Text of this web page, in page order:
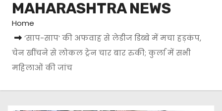
MAHARASHTRA NEWS
Home
‘साप-साप’ की अफवाह से लेडीज डिब्बे में मचा हड़कंप,
चेन खींचने से लोकल ट्रेन चार बार रुकी; कुर्ला में सभी
महिलाओं की जांच